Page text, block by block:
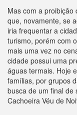
Mas com a proibição
que, novamente, se
iria frequentar a
turismo, porém com
mais uma vez no
cidade possui uma
águas termais. Hoje
famílias, por grupos
busca de um final de
Cachoeira Véu de